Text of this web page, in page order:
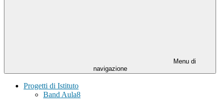
Menu di
navigazione
Progetti di Istituto
Band Aula8